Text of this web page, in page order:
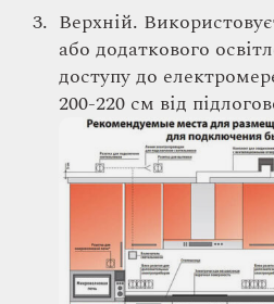
Верхній.
або додаткового
доступу до
200-220 см від